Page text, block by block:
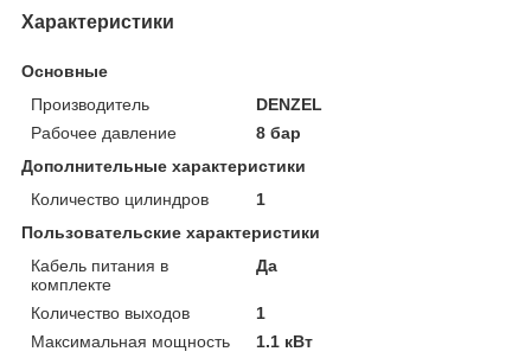
Характеристики
Основные
Производитель
DENZEL
Рабочее давление
8 бар
Дополнительные характеристики
Количество цилиндров
1
Пользовательские характеристики
Кабель питания в
комплекте
Да
Количество выходов
1
Максимальная мощность
1.1 кВт